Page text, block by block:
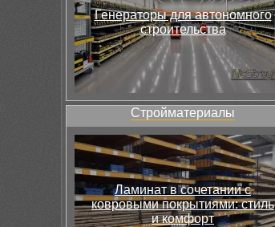
Генераторы для автономного
строительства
Стройматериалы
Ламинат в сочетании с
ковровыми покрытиями: стиль
и комфорт